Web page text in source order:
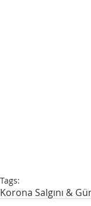
Tags:
Korona Salgını &